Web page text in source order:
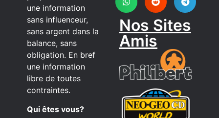
une information
sans influenceur,
sans argent dans la
balance, sans
obligation. En bref
une information
libre de toutes
contraintes.
Qui êtes vous?
Nos Sites
Amis